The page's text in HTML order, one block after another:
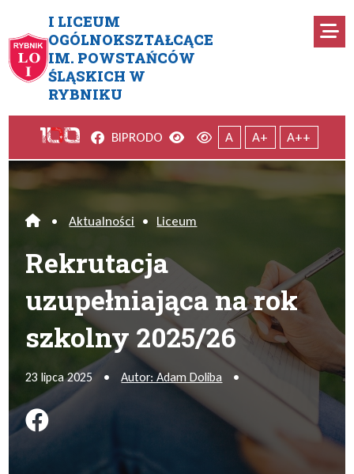
I LICEUM
OGÓLNOKSZTAŁCĄCE
IM. POWSTAŃCÓW
ŚLĄSKICH W
RYBNIKU
Rekrutacja uzupełniająca na
Facebook
BIPRODO Wersja kontrastowa
Wersja domyślna
A A+ A++
Home
• Aktualności • Liceum
Rekrutacja
uzupełniająca na rok
szkolny 2025/26
23 lipca 2025 • Autor: Adam Doliba •
Podziel się na FB